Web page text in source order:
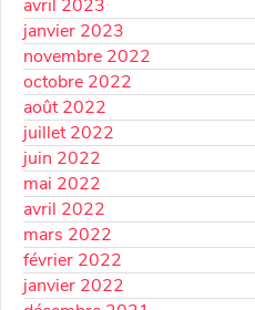
avril 2023
janvier 2023
novembre 2022
octobre 2022
août 2022
juillet 2022
juin 2022
mai 2022
avril 2022
mars 2022
février 2022
janvier 2022